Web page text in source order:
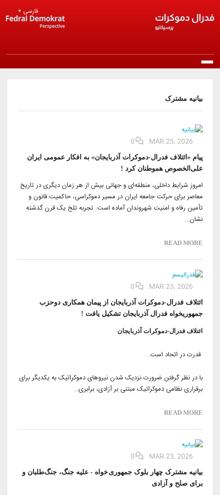
فارسی ▼
معرفی حزب
مرامنامه
اساسنامه
منشور اخلاقی
شورای مرکزی
انتشارات
بیانیه‌ها
راپورتلار
مقالات و دیدگاه‌ها
اخبار
اخبار روز
اخبار حزب
عضویت در حزب
آرشیو بیرلیک
آختار
بیانیه مشترک
MAR 25, 2026
0
پیام «ائتلاف فدرال-دموکرات آذربایجان» به افکار عمومی ایران
علی‌الخصوص هموطنان کرد !
امروز شرایط داخلی، منطقه‌ای و جهانی بیش از هر زمان دیگری در تاریخ
معاصر برای حرکت جامعه ایران در مسیر دموکراسی، حاکمیت قانون و
تأمین رفاه و امنیت شهروندان آماده است. تجربه تلخ یک قرن گذشته
نشان…
READ MORE
MAR 23, 2026
0
ائتلاف فدرال-دموکرات آذربایجان از پیمان همکاری دو‌حزب
جمهوریخواه فدرال آذربایجان تشکیل یافت !
ائتلاف فدرال-دموکرات آذربایجان
قدرت در اتحاد است.
با در نظر گرفتن ضرورت نزدیک شدن نیروهای دموکراتیک به یکدیگر برای
برقراری نظامی دموکراتیک مبتنی بر آزادی، برابری…
READ MORE
MAR 23, 2026
0
بیانیه مشترک چهار بلوک جمهوری خواه - علیه جنگ، جنگ‌طلبان و
برای صلح و آزادی